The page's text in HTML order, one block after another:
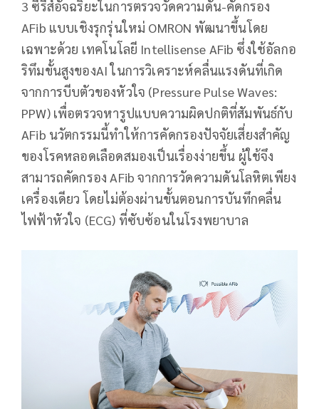
3 ซีรีส์อัจฉริยะในการตรวจวัดความดัน-คัดกรอง
AFib แบบเชิงรุกรุ่นใหม่ OMRON พัฒนาขึ้นโดย
เฉพาะด้วย เทคโนโลยี Intellisense AFib ซึ่งใช้อัลกอ
ริทึมขั้นสูงของAI ในการวิเคราะห์คลื่นแรงดันที่เกิด
จากการบีบตัวของหัวใจ (Pressure Pulse Waves:
PPW) เพื่อตรวจหารูปแบบความผิดปกติที่สัมพันธ์กับ
AFib นวัตกรรมนี้ทำให้การคัดกรองปัจจัยเสี่ยงสำคัญ
ของโรคหลอดเลือดสมองเป็นเรื่องง่ายขึ้น ผู้ใช้จึง
สามารถคัดกรอง AFib จากการวัดความดันโลหิตเพียง
เครื่องเดียว โดยไม่ต้องผ่านขั้นตอนการบันทึกคลื่น
ไฟฟ้าหัวใจ (ECG) ที่ซับซ้อนในโรงพยาบาล